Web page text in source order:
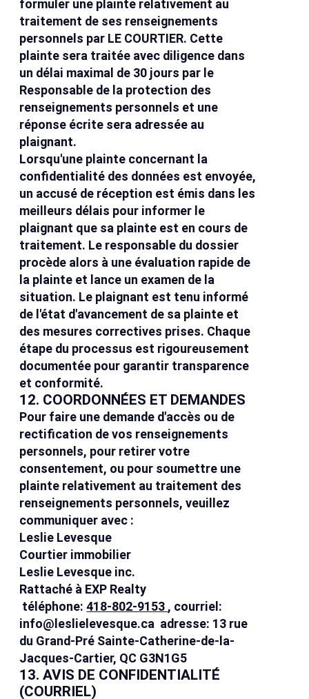
formuler une plainte relativement au
traitement de ses renseignements
personnels par LE COURTIER. Cette
plainte sera traitée avec diligence dans
un délai maximal de 30 jours par le
Responsable de la protection des
renseignements personnels et une
réponse écrite sera adressée au
plaignant.
Lorsqu'une plainte concernant la
confidentialité des données est envoyée,
un accusé de réception est émis dans les
meilleurs délais pour informer le
plaignant que sa plainte est en cours de
traitement. Le responsable du dossier
procède alors à une évaluation rapide de
la plainte et lance un examen de la
situation. Le plaignant est tenu informé
de l'état d'avancement de sa plainte et
des mesures correctives prises. Chaque
étape du processus est rigoureusement
documentée pour garantir transparence
et conformité.
12. COORDONNÉES ET DEMANDES
Pour faire une demande d'accès ou de
rectification de vos renseignements
personnels, pour retirer votre
consentement, ou pour soumettre une
plainte relativement au traitement des
renseignements personnels, veuillez
communiquer avec :
Leslie Levesque
Courtier immobilier
Leslie Levesque inc.
Rattaché à EXP Realty
téléphone:418-802-9153 , courriel:
info@leslielevesque.ca adresse: 13 rue
du Grand-Pré Sainte-Catherine-de-la-
Jacques-Cartier, QC G3N1G5
13. AVIS DE CONFIDENTIALITÉ
(COURRIEL)